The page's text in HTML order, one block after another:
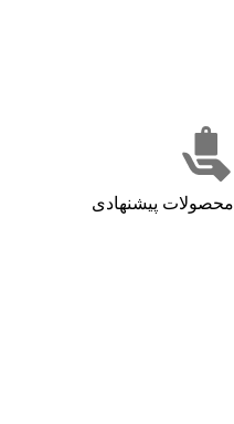
محصولات پیشنهادی